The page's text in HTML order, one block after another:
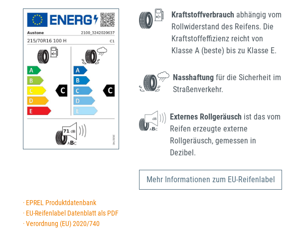
Kraftstoffverbrauch abhängig vom
Rollwiderstand des Reifens. Die
Kraftstoffeffizienz reicht von
Klasse A (beste) bis zu Klasse E.
Nasshaftung für die Sicherheit im
Straßenverkehr.
Externes Rollgeräusch ist das vom
Reifen erzeugte externe
Rollgeräusch, gemessen in
Dezibel.
Mehr Informationen zum EU-Reifenlabel
· EPREL Produktdatenbank
· EU-Reifenlabel Datenblatt als PDF
· Verordnung (EU) 2020/740